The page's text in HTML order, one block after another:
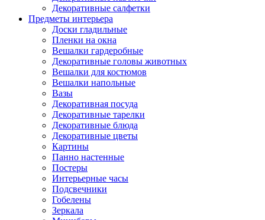
Декоративные салфетки
Предметы интерьера
Доски гладильные
Пленки на окна
Вешалки гардеробные
Декоративные головы животных
Вешалки для костюмов
Вешалки напольные
Вазы
Декоративная посуда
Декоративные тарелки
Декоративные блюда
Декоративные цветы
Картины
Панно настенные
Постеры
Интерьерные часы
Подсвечники
Гобелены
Зеркала